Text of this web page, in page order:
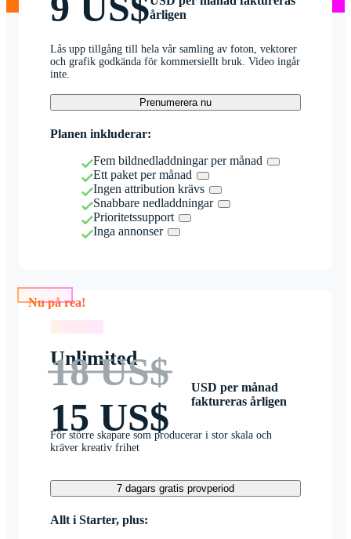
årligen
Lås upp tillgång till hela vår samling av foton, vektorer
och grafik godkända för kommersiellt bruk. Video ingår
inte.
Prenumerera nu
Planen inkluderar:
Fem bildnedladdningar per månad
Ett paket per månad
Ingen attribution krävs
Snabbare nedladdningar
Prioritetssupport
Inga annonser
Nu på rea!
Unlimited
18 US$
15 US$
USD per månad
faktureras årligen
För större skapare som producerar i stor skala och
kräver kreativ frihet
7 dagars gratis provperiod
Allt i Starter, plus: